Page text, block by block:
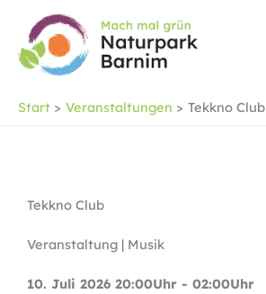
Inhalt
springen
Start Veranstaltungen Tekkno Club
Tekkno Club
Veranstaltung | Musik
10. Juli 2026 20:00Uhr - 02:00Uhr